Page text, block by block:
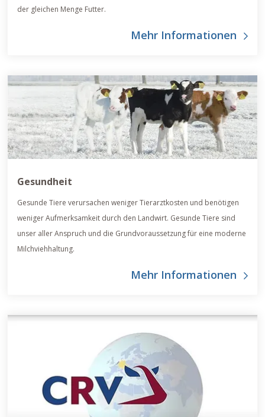
der gleichen Menge Futter.
Mehr Informationen
Gesundheit
Gesunde Tiere verursachen weniger Tierarztkosten und benötigen
weniger Aufmerksamkeit durch den Landwirt. Gesunde Tiere sind
unser aller Anspruch und die Grundvoraussetzung für eine moderne
Milchviehhaltung.
Mehr Informationen